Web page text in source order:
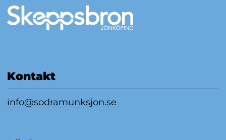
Kontakt
info@sodramunksjon.se